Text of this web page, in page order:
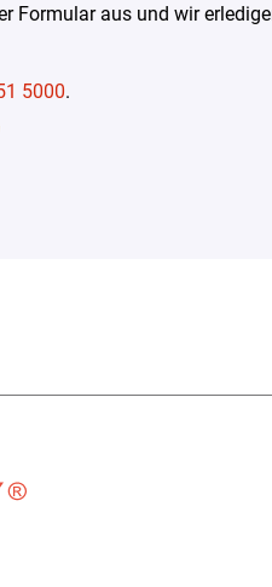
Formular aus und wir
5000.